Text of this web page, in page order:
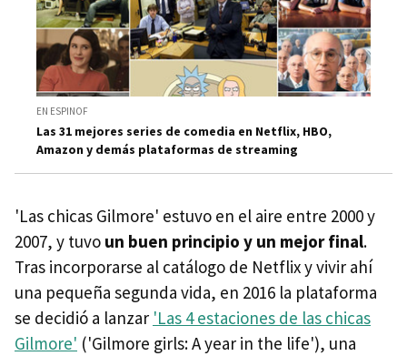
EN ESPINOF
Las 31 mejores series de comedia en Netflix, HBO,
Amazon y demás plataformas de streaming
'Las chicas Gilmore' estuvo en el aire entre 2000 y
2007, y tuvo un buen principio y un mejor final.
Tras incorporarse al catálogo de Netflix y vivir ahí
una pequeña segunda vida, en 2016 la plataforma
se decidió a lanzar 'Las 4 estaciones de las chicas
Gilmore' ('Gilmore girls: A year in the life'), una